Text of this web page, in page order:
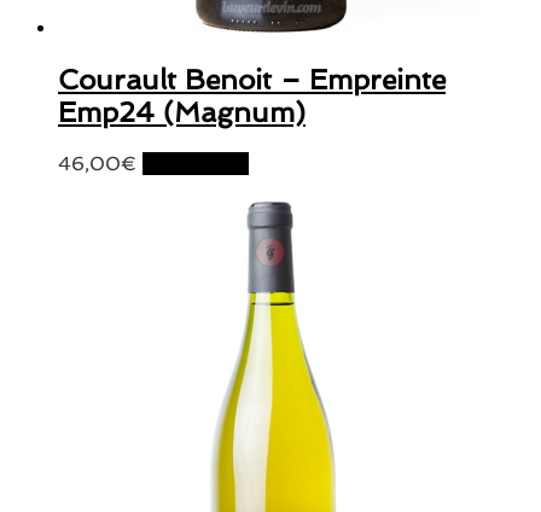
Courault Benoit – Empreinte
Emp24 (Magnum)
46,00€